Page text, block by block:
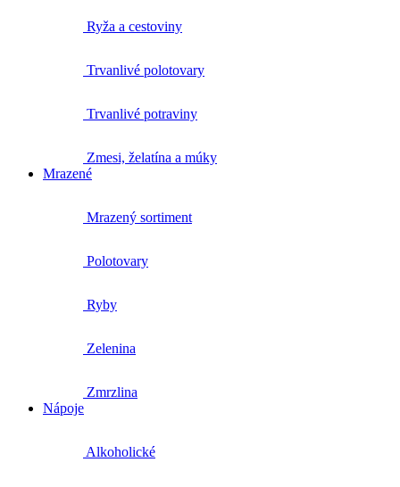
Ryža a cestoviny
Trvanlivé polotovary
Trvanlivé potraviny
Zmesi, želatína a múky
Mrazené
Mrazený sortiment
Polotovary
Ryby
Zelenina
Zmrzlina
Nápoje
Alkoholické